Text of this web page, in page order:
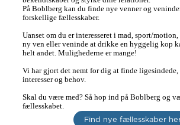
På Boblberg kan du finde nye venner og
forskellige fællesskaber.
Uanset om du er interesseret i mad, sport/
ny ven eller veninde at drikke en hyggelig kop
helt andet. Mulighederne er mange!
Vi har gjort det nemt for dig at finde ligesindede,
interesser og behov.
Skal du være med? Så hop ind på Boblberg og
fællesskabet.
Find nye fællesskaber